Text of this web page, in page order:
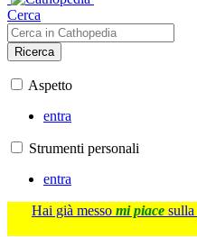
Cerca
Ricerca
Aspetto
entra
Strumenti personali
entra
Hai già messo mi piace sulla